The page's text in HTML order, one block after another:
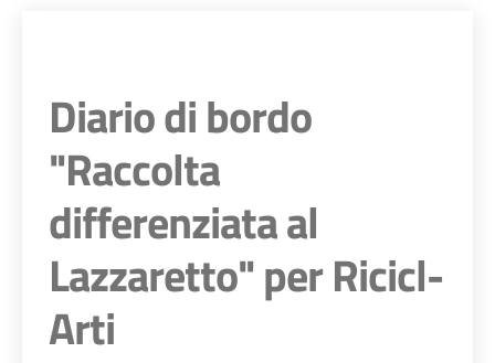
Diario di bordo
"Raccolta
differenziata al
Lazzaretto" per Ricicl-
Arti